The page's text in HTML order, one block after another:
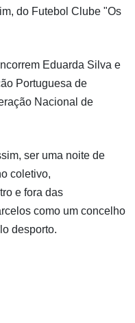
do Futebol Clube "Os
Eduarda Silva e
Portuguesa de
Nacional de
ser uma noite de
coletivo,
e fora das
como um concelho
desporto.